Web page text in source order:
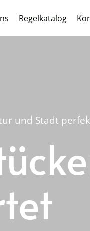
Regelkatalog
und Stadt